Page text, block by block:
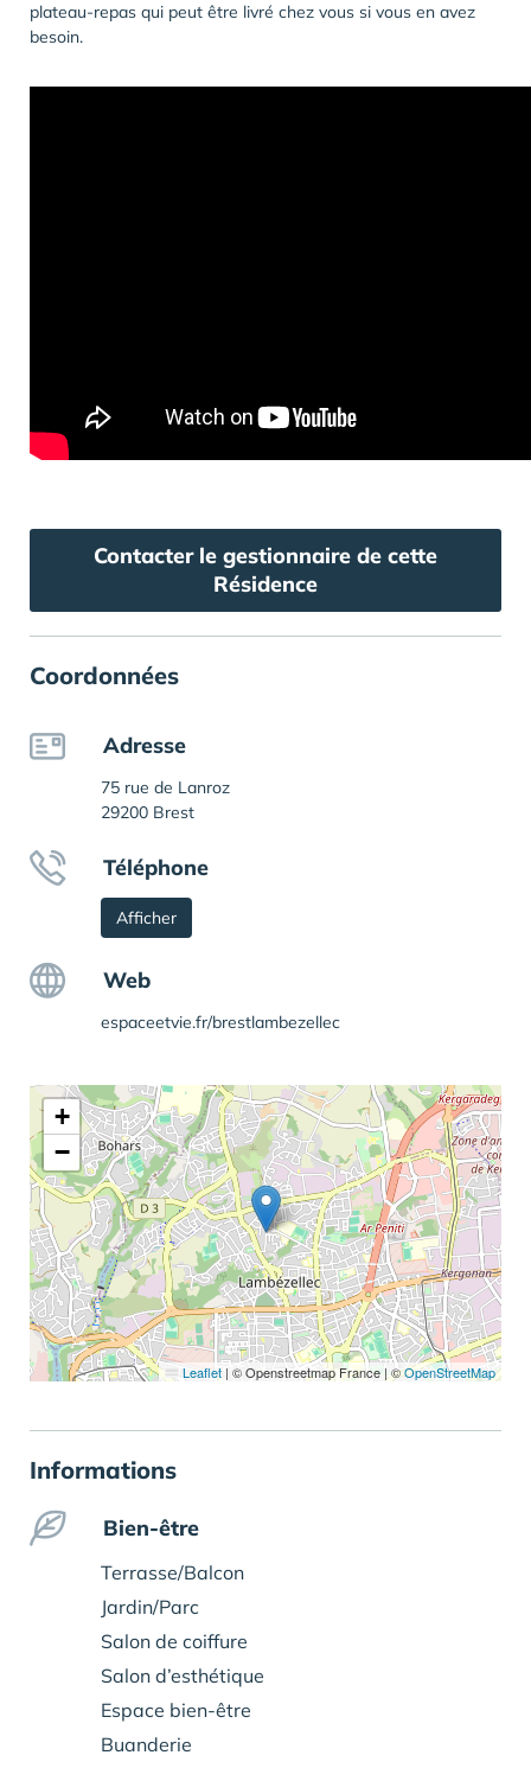
plateau-repas qui peut être livré chez vous si vous en avez
besoin.
Contacter le gestionnaire de cette
Résidence
Coordonnées
Adresse
75 rue de Lanroz
29200 Brest
Téléphone
Afficher
Web
espaceetvie.fr/brestlambezellec
+
−
Leaflet | © Openstreetmap France | ©OpenStreetMap
Informations
Bien-être
Terrasse/Balcon
Jardin/Parc
Salon de coiffure
Salon d’esthétique
Espace bien-être
Buanderie